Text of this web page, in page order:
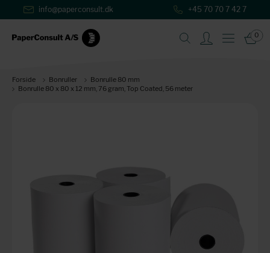
+45 70 70 7 42 7
info@paperconsult.dk
0
Forside Bonruller
Bonrulle 80 mm
Bonrulle 80 x 80 x 12 mm, 76 gram, Top Coated, 56 meter